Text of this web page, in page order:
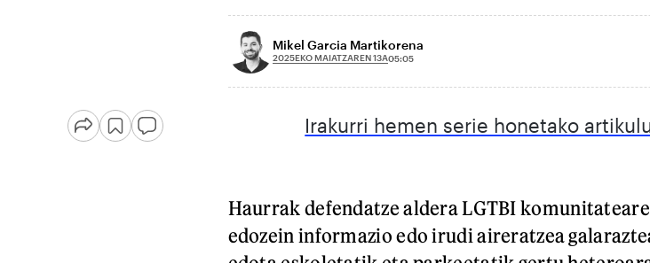
Mikel Garcia Martikorena
2025EKO MAIATZAREN 13A05:05
Irakurri hemen serie honetako
Haurrak defendatze aldera LGTBI
edozein informazio edo irudi aireratzea